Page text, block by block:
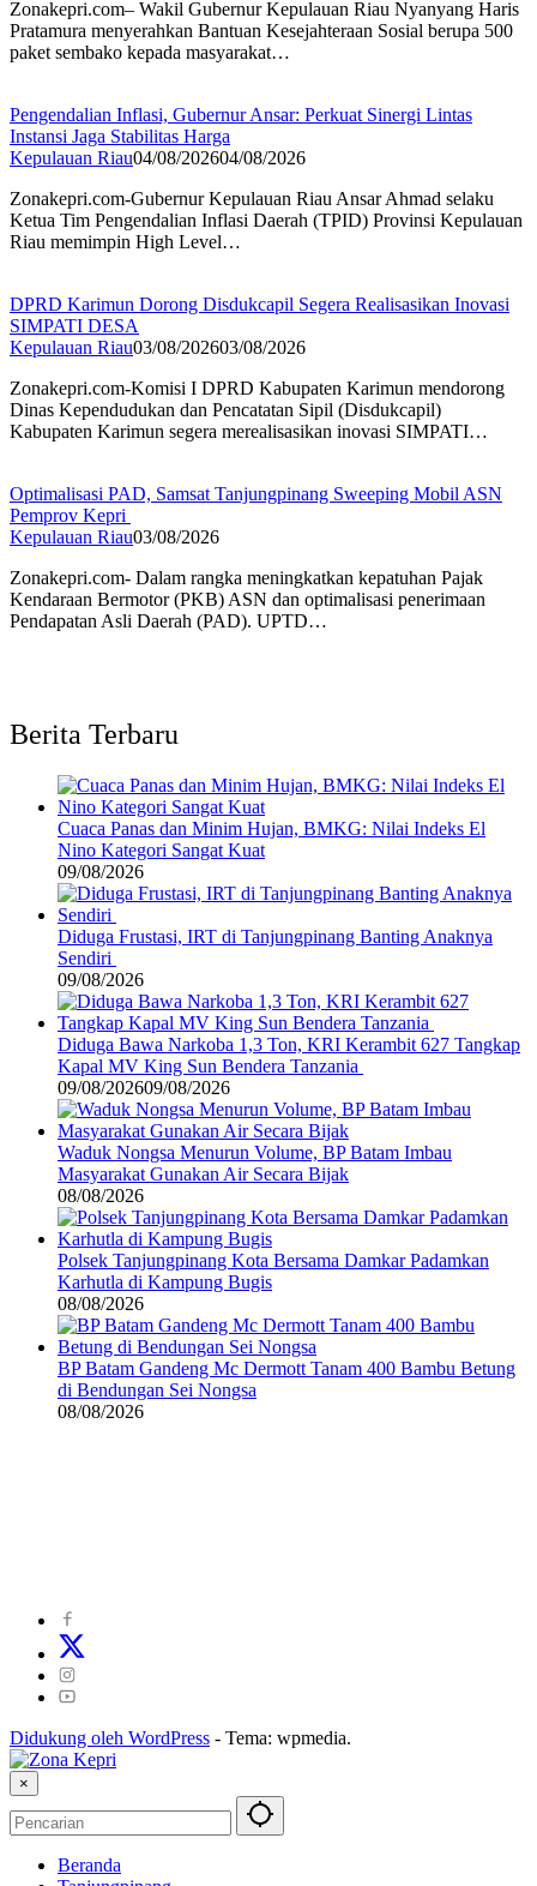
Zonakepri.com– Wakil Gubernur Kepulauan Riau Nyanyang Haris
Pratamura menyerahkan Bantuan Kesejahteraan Sosial berupa 500
paket sembako kepada masyarakat…
Pengendalian Inflasi, Gubernur Ansar: Perkuat Sinergi Lintas
Instansi Jaga Stabilitas Harga
Kepulauan Riau04/08/202604/08/2026
Zonakepri.com-Gubernur Kepulauan Riau Ansar Ahmad selaku
Ketua Tim Pengendalian Inflasi Daerah (TPID) Provinsi Kepulauan
Riau memimpin High Level…
DPRD Karimun Dorong Disdukcapil Segera Realisasikan Inovasi
SIMPATI DESA
Kepulauan Riau03/08/202603/08/2026
Zonakepri.com-Komisi I DPRD Kabupaten Karimun mendorong
Dinas Kependudukan dan Pencatatan Sipil (Disdukcapil)
Kabupaten Karimun segera merealisasikan inovasi SIMPATI…
Optimalisasi PAD, Samsat Tanjungpinang Sweeping Mobil ASN
Pemprov Kepri
Kepulauan Riau03/08/2026
Zonakepri.com- Dalam rangka meningkatkan kepatuhan Pajak
Kendaraan Bermotor (PKB) ASN dan optimalisasi penerimaan
Pendapatan Asli Daerah (PAD). UPTD…
Berita Terbaru
Cuaca Panas dan Minim Hujan, BMKG: Nilai Indeks El
Nino Kategori Sangat Kuat
09/08/2026
Diduga Frustasi, IRT di Tanjungpinang Banting Anaknya
Sendiri
09/08/2026
Diduga Bawa Narkoba 1,3 Ton, KRI Kerambit 627 Tangkap
Kapal MV King Sun Bendera Tanzania
09/08/202609/08/2026
Waduk Nongsa Menurun Volume, BP Batam Imbau
Masyarakat Gunakan Air Secara Bijak
08/08/2026
Polsek Tanjungpinang Kota Bersama Damkar Padamkan
Karhutla di Kampung Bugis
08/08/2026
BP Batam Gandeng Mc Dermott Tanam 400 Bambu Betung
di Bendungan Sei Nongsa
08/08/2026
Didukung oleh WordPress - Tema: wpmedia.
×
Beranda